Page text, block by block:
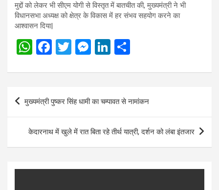
मुद्दों को लेकर भी सीएम योगी से विस्तृत में बातचीत की, मुख्यमंत्री ने भी
विधानसभा अध्यक्ष को क्षेत्र के विकास में हर संभव सहयोग करने का
आश्वासन दिया|
W
at
s
A
p
p
F
ce
o
o
k
T
tt
er
M
se
g
er
Li
ke
n
ar
Post
navigation
मुख्यमंत्री पुष्कर सिंह धामी का चम्पावत से नामांकन
केदारनाथ में खुले में रात बिता रहे तीर्थ यात्री, दर्शन को लंबा इंतजार